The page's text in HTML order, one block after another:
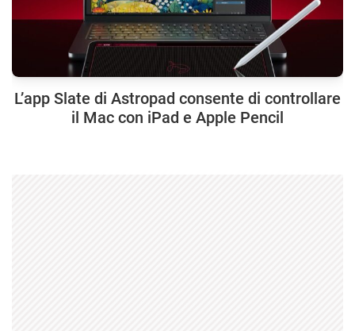
L’app Slate di Astropad consente di controllare
il Mac con iPad e Apple Pencil